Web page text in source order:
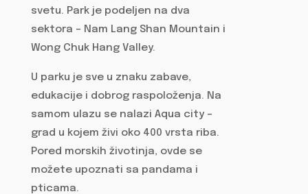
svetu. Park je podeljen na dva
sektora – Nam Lang Shan Mountain i
Wong Chuk Hang Valley.
U parku je sve u znaku zabave,
edukacije i dobrog raspoloženja. Na
samom ulazu se nalazi Aqua city –
grad u kojem živi oko 400 vrsta riba.
Pored morskih životinja, ovde se
možete upoznati sa pandama i
pticama.